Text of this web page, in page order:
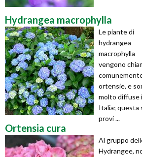
Hydrangea macrophylla
Le piante di
hydrangea
macrophylla
vengono
ortensie, e
molto diffuse
Italia; questa
provi ...
Ortensia cura
Al gruppo
Hydrangee,